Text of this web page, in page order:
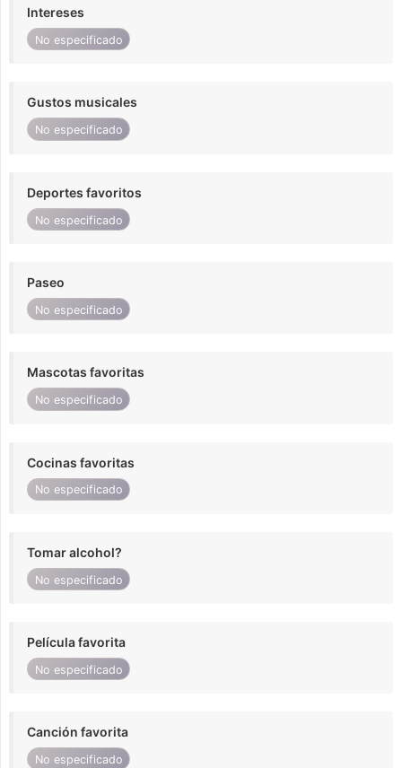
Intereses
No especificado
Gustos musicales
No especificado
Deportes favoritos
No especificado
Paseo
No especificado
Mascotas favoritas
No especificado
Cocinas favoritas
No especificado
Tomar alcohol?
No especificado
Película favorita
No especificado
Canción favorita
No especificado